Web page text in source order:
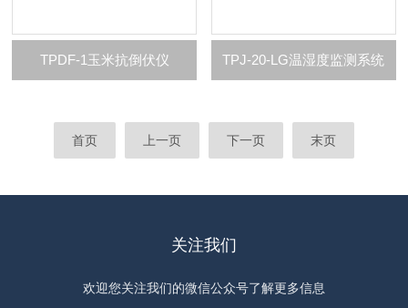
TPDF-1玉米抗倒伏仪 TPJ-20-LG温湿度监测系统
首页 上一页 下一页 末页
关注我们
欢迎您关注我们的微信公众号了解更多信息